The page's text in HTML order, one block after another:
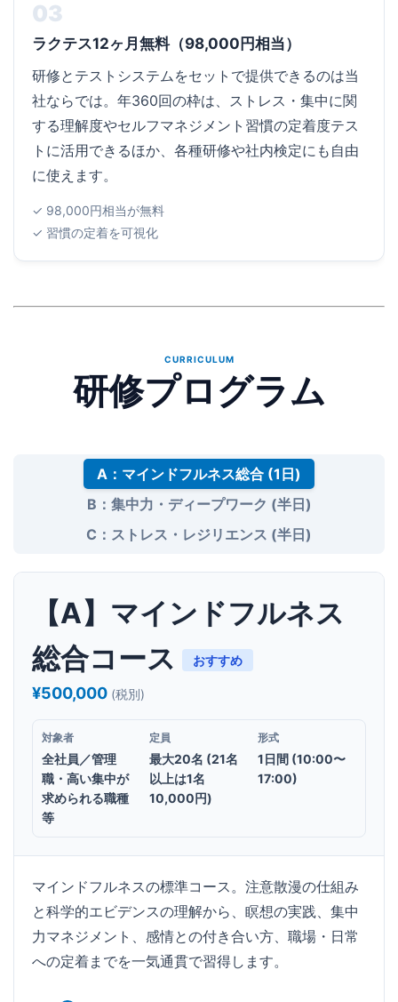
03
ラクテス12ヶ月無料（98,000円相当）
研修とテストシステムをセットで提供できるのは当
社ならでは。年360回の枠は、ストレス・集中に関
する理解度やセルフマネジメント習慣の定着度テス
トに活用できるほか、各種研修や社内検定にも自由
に使えます。
✓ 98,000円相当が無料
✓ 習慣の定着を可視化
CURRICULUM
研修プログラム
A：マインドフルネス総合 (1日)
B：集中力・ディープワーク (半日)
C：ストレス・レジリエンス (半日)
【A】マインドフルネス
総合コース
おすすめ
¥500,000 (税別)
対象者
全社員／管理
職・高い集中が
求められる職種
等
定員
最大20名 (21名
以上は1名
10,000円)
形式
1日間 (10:00〜
17:00)
マインドフルネスの標準コース。注意散漫の仕組み
と科学的エビデンスの理解から、瞑想の実践、集中
力マネジメント、感情との付き合い方、職場・日常
への定着までを一気通貫で習得します。